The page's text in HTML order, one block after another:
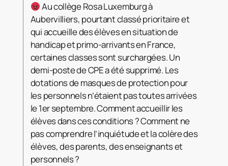
Au collège Rosa Luxemburg à
Aubervilliers, pourtant classé prioritaire et
qui accueille des élèves en situation de
handicap et primo-arrivants en France,
certaines classes sont surchargées. Un
demi-poste de CPE a été supprimé. Les
dotations de masques de protection pour
les personnels n’étaient pas toutes arrivées
le 1er septembre. Comment accueillir les
élèves dans ces conditions ? Comment ne
pas comprendre l’inquiétude et la colère des
élèves, des parents, des enseignants et
personnels ?